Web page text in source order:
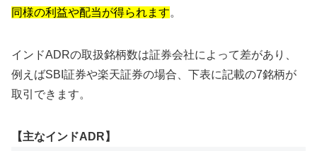
同様の利益や配当が得られます。
インドADRの取扱銘柄数は証券会社によって差があり、
例えばSBI証券や楽天証券の場合、下表に記載の7銘柄が
取引できます。
【主なインドADR】